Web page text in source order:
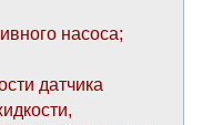
насоса;
датчика